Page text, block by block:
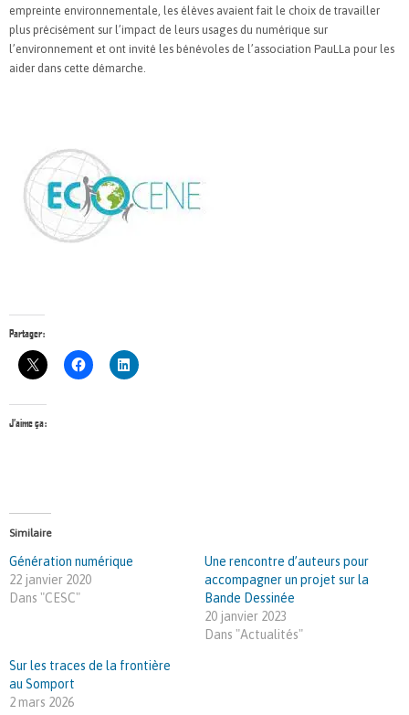
empreinte environnementale, les élèves avaient fait le choix de travailler
plus précisément sur l’impact de leurs usages du numérique sur
l’environnement et ont invité les bénévoles de l’association PauLLa pour les
aider dans cette démarche.
Partager :
J’aime ça :
Similaire
Génération numérique
22 janvier 2020
Dans "CESC"
Une rencontre d’auteurs pour
accompagner un projet sur la
Bande Dessinée
20 janvier 2023
Dans "Actualités"
Sur les traces de la frontière
au Somport
2 mars 2026